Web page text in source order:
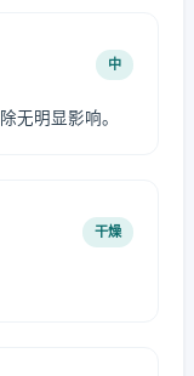
中
无明显影响。
干燥